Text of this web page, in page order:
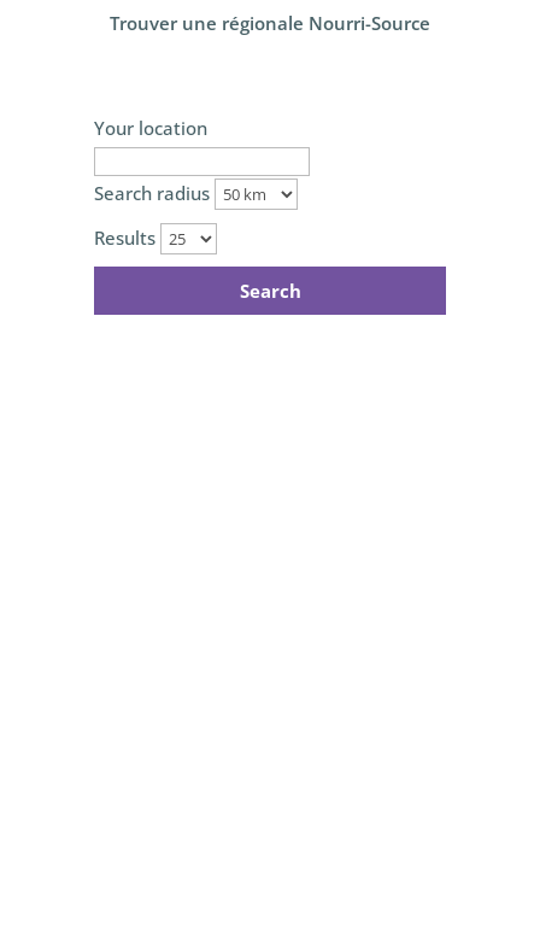
Trouver une régionale Nourri-Source
Your location
Search radius
Results